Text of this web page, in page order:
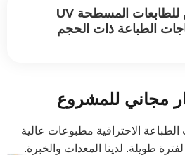
هل يمكن للطابعات المسطحة UV
الطباعة ذات الحجم
مجاني للمشروع
الاحترافية مطبوعات عالية
طويلة. لدينا المعدات والخبرة.